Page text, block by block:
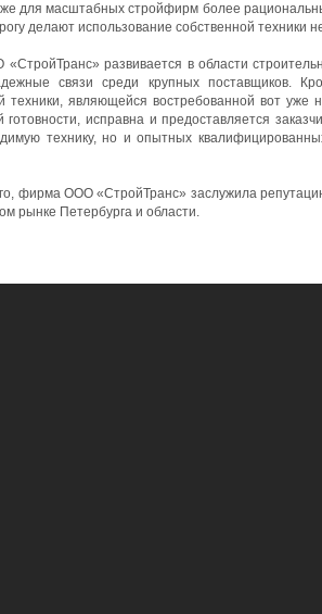
для масштабных стройфирм более
делают использование собственной техники
развивается в области
связи среди крупных поставщиков.
техники, являющейся востребованной вот уже
готовности, исправна и предоставляется
технику, но и опытных
фирма ООО «СтройТранс» заслужила
рынке Петербурга и области.